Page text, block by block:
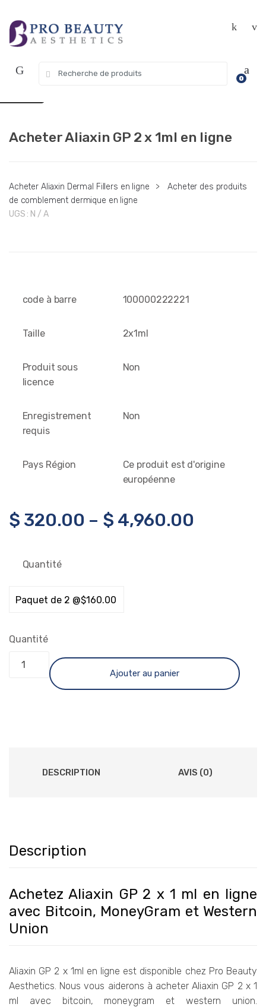
navigation
content
for:
0
Acheter Aliaxin GP 2 x 1ml en ligne
Acheter Aliaxin Dermal Fillers en ligne >
Acheter des produits
de comblement dermique en ligne
UGS : N / A
code à barre 100000222221
Taille 2x1ml
Produit sous
licence
Non
Enregistrement
requis
Non
Pays Région
Ce produit est d'origine
européenne
$ 320.00 – $ 4,960.00
Quantité
Quantité
Ajouter au panier
DESCRIPTION AVIS (0)
Description
Achetez Aliaxin GP 2 x 1 ml en ligne
avec Bitcoin, MoneyGram et Western
Union
Aliaxin GP 2 x 1ml en ligne est disponible chez Pro Beauty
Aesthetics. Nous vous aiderons à acheter Aliaxin GP 2 x 1
ml avec bitcoin, moneygram et western union.
Coupon Code "WELCOME10"
Got it!
USD $